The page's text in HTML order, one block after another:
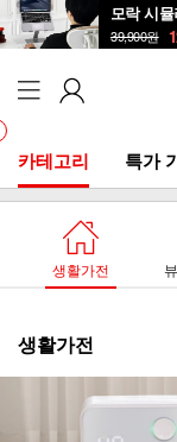
39,900원
카테고리 특가
생활가전
생활가전